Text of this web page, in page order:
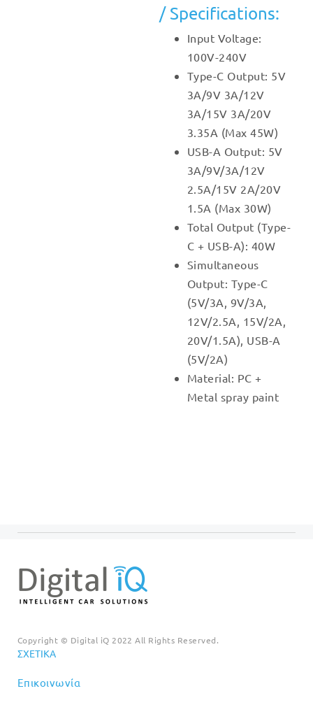
/ Specifications:
Input Voltage:
100V-240V
Type-C Output: 5V
3A/9V 3A/12V
3A/15V 3A/20V
3.35A (Max 45W)
USB-A Output: 5V
3A/9V/3A/12V
2.5A/15V 2A/20V
1.5A (Max 30W)
Total Output (Type-
C + USB-A): 40W
Simultaneous
Output: Type-C
(5V/3A, 9V/3A,
12V/2.5A, 15V/2A,
20V/1.5A), USB-A
(5V/2A)
Material: PC +
Metal spray paint
Copyright © Digital iQ 2022 All Rights Reserved.
ΣΧΕΤΙΚΆ
Επικοινωνία